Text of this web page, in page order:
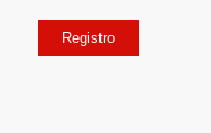
Registro